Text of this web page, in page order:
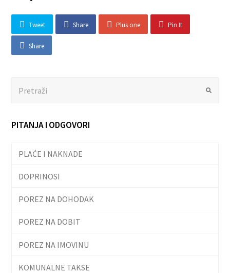
Tweet Share Plus one Pin It
Share
PITANJA I ODGOVORI
PLAĆE I NAKNADE
DOPRINOSI
POREZ NA DOHODAK
POREZ NA DOBIT
POREZ NA IMOVINU
KOMUNALNE TAKSE